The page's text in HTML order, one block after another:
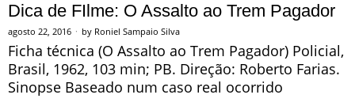
Dica de FIlme: O Assalto ao Trem Pagador
agosto 22, 2016 by Roniel Sampaio Silva
Ficha técnica (O Assalto ao Trem Pagador) Policial,
Brasil, 1962, 103 min; PB. Direção: Roberto Farias.
Sinopse Baseado num caso real ocorrido